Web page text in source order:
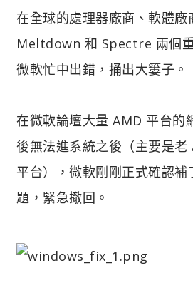
在全球的處理器廠商、軟體廠
Meltdown 和 Spectre 兩個重
微軟忙中出錯，捅出大簍子。
在微軟論壇大量 AMD 平台的
後無法進系統之後（主要是
平台），微軟剛剛正式確認補
題，緊急撤回。